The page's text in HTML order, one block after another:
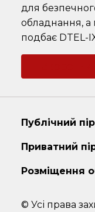
для
обладнання, а
подбає DTEL-
Публічний
Приватний
Розміщення
© Усі права